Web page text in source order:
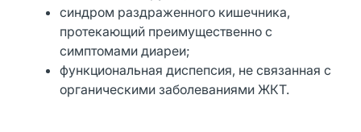
синдром раздраженного кишечника,
протекающий преимущественно с
симптомами диареи;
функциональная диспепсия, не связанная с
органическими заболеваниями ЖКТ.